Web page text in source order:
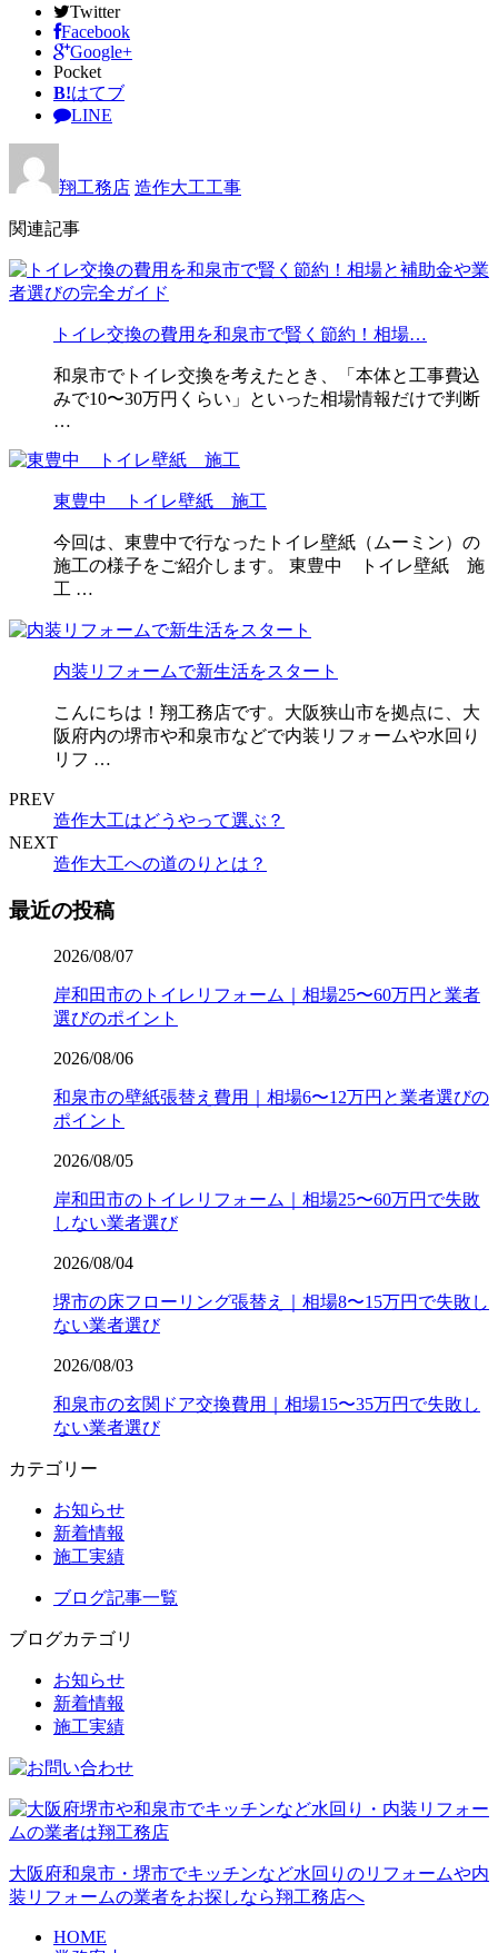
Twitter
Facebook
Google+
Pocket
B!はてブ
LINE
翔工務店 造作大工工事
関連記事
トイレ交換の費用を和泉市で賢く節約！相場…
和泉市でトイレ交換を考えたとき、「本体と工事費込
みで10〜30万円くらい」といった相場情報だけで判断
…
東豊中 トイレ壁紙 施工
今回は、東豊中で行なったトイレ壁紙（ムーミン）の
施工の様子をご紹介します。 東豊中 トイレ壁紙 施
工 …
内装リフォームで新生活をスタート
こんにちは！翔工務店です。大阪狭山市を拠点に、大
阪府内の堺市や和泉市などで内装リフォームや水回り
リフ …
PREV
造作大工はどうやって選ぶ？
NEXT
造作大工への道のりとは？
最近の投稿
2026/08/07
岸和田市のトイレリフォーム｜相場25〜60万円と業者
選びのポイント
2026/08/06
和泉市の壁紙張替え費用｜相場6〜12万円と業者選びの
ポイント
2026/08/05
岸和田市のトイレリフォーム｜相場25〜60万円で失敗
しない業者選び
2026/08/04
堺市の床フローリング張替え｜相場8〜15万円で失敗し
ない業者選び
2026/08/03
和泉市の玄関ドア交換費用｜相場15〜35万円で失敗し
ない業者選び
カテゴリー
お知らせ
新着情報
施工実績
ブログ記事一覧
ブログカテゴリ
お知らせ
新着情報
施工実績
大阪府和泉市・堺市でキッチンなど水回りのリフォームや内
装リフォームの業者をお探しなら翔工務店へ
HOME